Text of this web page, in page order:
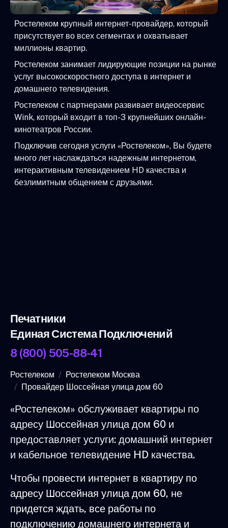
Ростелеком крупный интернет-провайдер, который
присутствует во всех сегментах и охватывает
миллионы квартир.
Ростелеком занимает лидирующие позиции на рынке
услуг высокоскоростного доступа в интернет и
домашнего телевидения.
Ростелеком с партнерами развивает видеосервис
Wink, который входит в топ-3 крупнейших онлайн-
кинотеатров России.
Подключив сегодня услуги «Ростелеком», Вы будете
много лет наслаждаться надежным интернетом,
интерактивным телевидением HD качества и
безлимитным общением с друзьями.
Печатники
Единая Система Подключений
8 (800) 505-88-41
Ростелеком
Ростелеком Москва
Провайдер Шоссейная улица дом 60
«Ростелеком» обслуживает квартиры по
адресу Шоссейная улица дом 60 и
предоставляет услуги: домашний интернет
и кабельное телевидение HD качества.
Чтобы провести интернет в квартиру по
адресу Шоссейная улица дом 60, не
придется ждать, все работы по
подключению домашнего интернета и